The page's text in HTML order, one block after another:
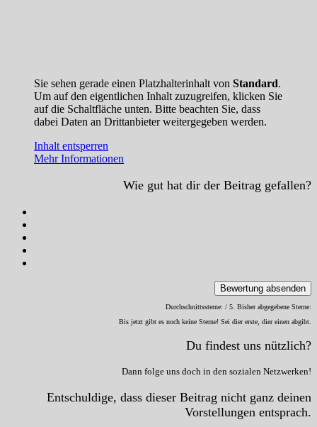
Sie sehen gerade einen Platzhalterinhalt von Standard.
Um auf den eigentlichen Inhalt zuzugreifen, klicken Sie
auf die Schaltfläche unten. Bitte beachten Sie, dass
dabei Daten an Drittanbieter weitergegeben werden.
Inhalt entsperren
Mehr Informationen
Wie gut hat dir der Beitrag gefallen?
Bewertung absenden
Durchschnittssterne: / 5. Bisher abgegebene Sterne:
Bis jetzt gibt es noch keine Sterne! Sei dier erste, dier einen abgibt.
Du findest uns nützlich?
Dann folge uns doch in den sozialen Netzwerken!
Entschuldige, dass dieser Beitrag nicht ganz deinen
Vorstellungen entsprach.